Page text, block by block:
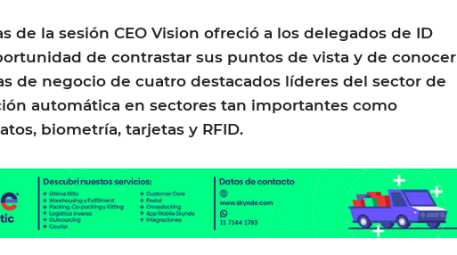
de la sesión CEO Vision ofreció a los delegados de ID
de contrastar sus puntos de vista y de conocer
de negocio de cuatro destacados líderes del sector de
automática en sectores tan importantes como
biometría, tarjetas y RFID.